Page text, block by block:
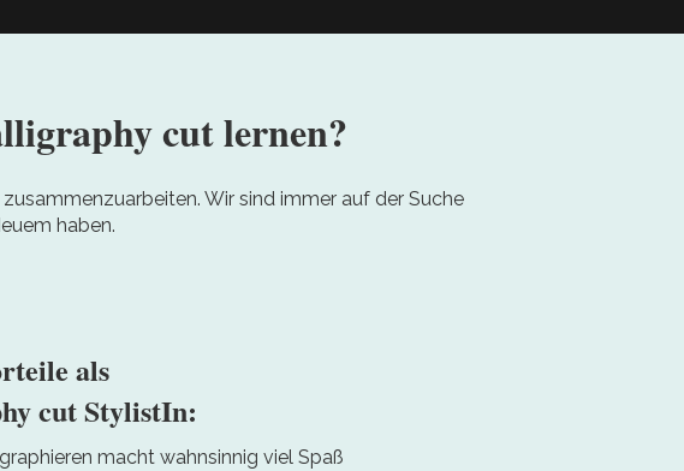
cut lernen?
Wir sind immer auf der Suche
haben.
als
cut StylistIn:
macht wahnsinnig viel Spaß